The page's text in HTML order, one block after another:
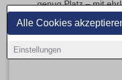
Alle Cookies
Einstellungen
genug Platz – mit